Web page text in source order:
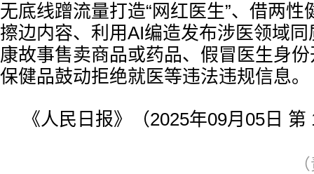
无底线蹭流量打造“网红医生”、借两性
擦边内容、利用AI编造发布涉医领域
康故事售卖商品或药品、假冒医生身
保健品鼓动拒绝就医等违法违规信息。
《人民日报》（2025年09月05日 第